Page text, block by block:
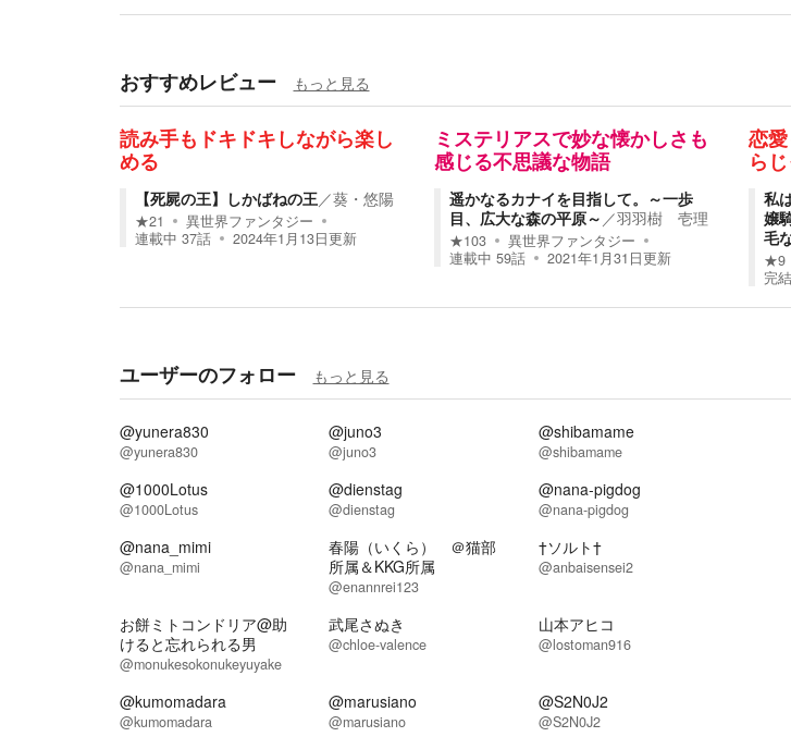
おすすめレビュー もっと見る
読み手もドキドキしながら楽し
める
【死屍の王】しかばねの王／葵・悠陽
★21
異世界ファンタジー
連載中 37話 2024年1月13日更新
ミステリアスで妙な懐かしさも
感じる不思議な物語
遥かなるカナイを目指して。～一歩
目、広大な森の平原～ ／羽羽樹 壱理
★103
異世界ファンタジー
連載中 59話 2021年1月31日更新
恋
ら
私
嬢
毛
★9
完
ユーザーのフォロー もっと見る
@yunera830
@yunera830
@juno3
@juno3
@shibamame
@shibamame
@1000Lotus
@1000Lotus
@dienstag
@dienstag
@nana-pigdog
@nana-pigdog
@nana_mimi
@nana_mimi
春陽（いくら） ＠猫部
所属＆KKG所属
@enannrei123
†ソルト†
@anbaisensei2
お餅ミトコンドリア@助
けると忘れられる男
@monukesokonukeyuyake
武尾さぬき
@chloe-valence
山本アヒコ
@lostoman916
@kumomadara
@kumomadara
@marusiano
@marusiano
@S2N0J2
@S2N0J2